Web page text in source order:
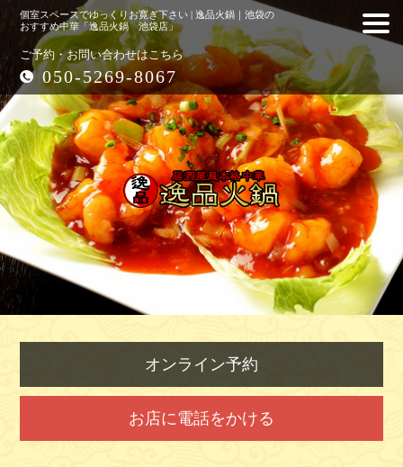
個室スペースでゆっくりお寛ぎ下さい | 逸品火鍋｜池袋の
おすすめ中華「逸品火鍋 池袋店」
ご予約・お問い合わせはこちら
050-5269-8067
オンライン予約
お店に電話をかける